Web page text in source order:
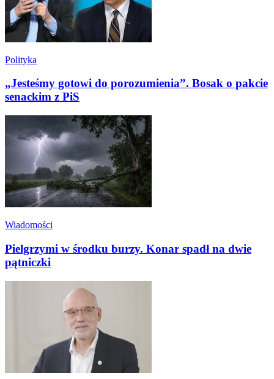
Polityka
„Jesteśmy gotowi do porozumienia”. Bosak o pakcie
senackim z PiS
Wiadomości
Pielgrzymi w środku burzy. Konar spadł na dwie
pątniczki